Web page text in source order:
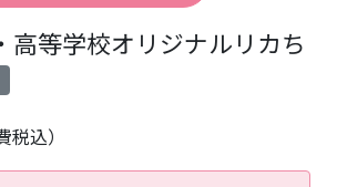
高等学校オリジナルリカち
税込）